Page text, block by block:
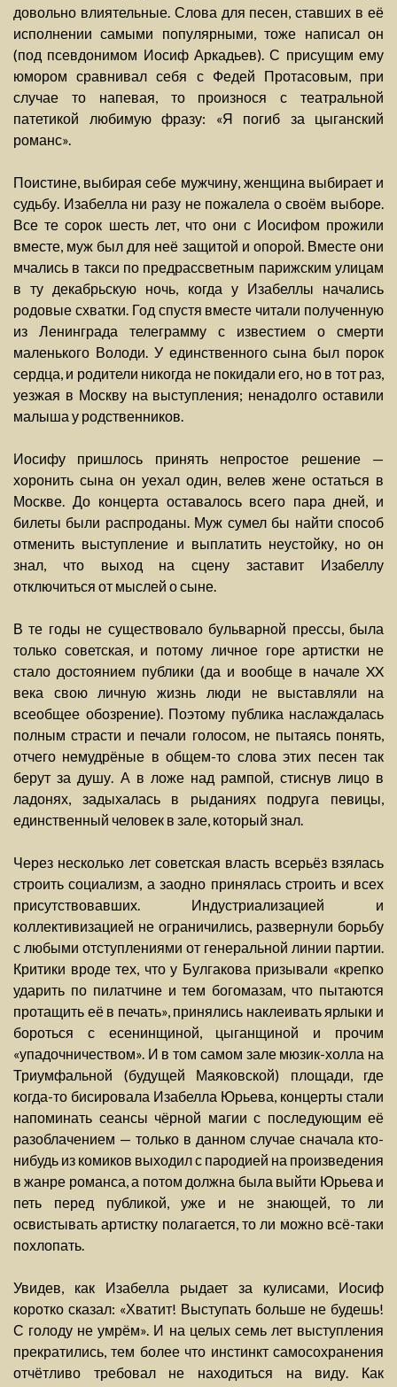
довольно влиятельные. Слова для песен, ставших в её
исполнении самыми популярными, тоже написал он
(под псевдонимом Иосиф Аркадьев). С присущим ему
юмором сравнивал себя с Федей Протасовым, при
случае то напевая, то произнося с театральной
патетикой любимую фразу: «Я погиб за цыганский
романс».
Поистине, выбирая себе мужчину, женщина выбирает и
судьбу. Изабелла ни разу не пожалела о своём выборе.
Все те сорок шесть лет, что они с Иосифом прожили
вместе, муж был для неё защитой и опорой. Вместе они
мчались в такси по предрассветным парижским улицам
в ту декабрьскую ночь, когда у Изабеллы начались
родовые схватки. Год спустя вместе читали полученную
из Ленинграда телеграмму с известием о смерти
маленького Володи. У единственного сына был порок
сердца, и родители никогда не покидали его, но в тот раз,
уезжая в Москву на выступления; ненадолго оставили
малыша у родственников.
Иосифу пришлось принять непростое решение —
хоронить сына он уехал один, велев жене остаться в
Москве. До концерта оставалось всего пара дней, и
билеты были распроданы. Муж сумел бы найти способ
отменить выступление и выплатить неустойку, но он
знал, что выход на сцену заставит Изабеллу
отключиться от мыслей о сыне.
В те годы не существовало бульварной прессы, была
только советская, и потому личное горе артистки не
стало достоянием публики (да и вообще в начале XX
века свою личную жизнь люди не выставляли на
всеобщее обозрение). Поэтому публика наслаждалась
полным страсти и печали голосом, не пытаясь понять,
отчего немудрёные в общем-то слова этих песен так
берут за душу. А в ложе над рампой, стиснув лицо в
ладонях, задыхалась в рыданиях подруга певицы,
единственный человек в зале, который знал.
Через несколько лет советская власть всерьёз взялась
строить социализм, а заодно принялась строить и всех
присутствовавших. Индустриализацией и
коллективизацией не ограничились, развернули борьбу
с любыми отступлениями от генеральной линии партии.
Критики вроде тех, что у Булгакова призывали «крепко
ударить по пилатчине и тем богомазам, что пытаются
протащить её в печать», принялись наклеивать ярлыки и
бороться с есенинщиной, цыганщиной и прочим
«упадочничеством». И в том самом зале мюзик-холла на
Триумфальной (будущей Маяковской) площади, где
когда-то бисировала Изабелла Юрьева, концерты стали
напоминать сеансы чёрной магии с последующим её
разоблачением — только в данном случае сначала кто-
нибудь из комиков выходил с пародией на произведения
в жанре романса, а потом должна была выйти Юрьева и
петь перед публикой, уже и не знающей, то ли
освистывать артистку полагается, то ли можно всё-таки
похлопать.
Увидев, как Изабелла рыдает за кулисами, Иосиф
коротко сказал: «Хватит! Выступать больше не будешь!
С голоду не умрём». И на целых семь лет выступления
прекратились, тем более что инстинкт самосохранения
отчётливо требовал не находиться на виду. Как